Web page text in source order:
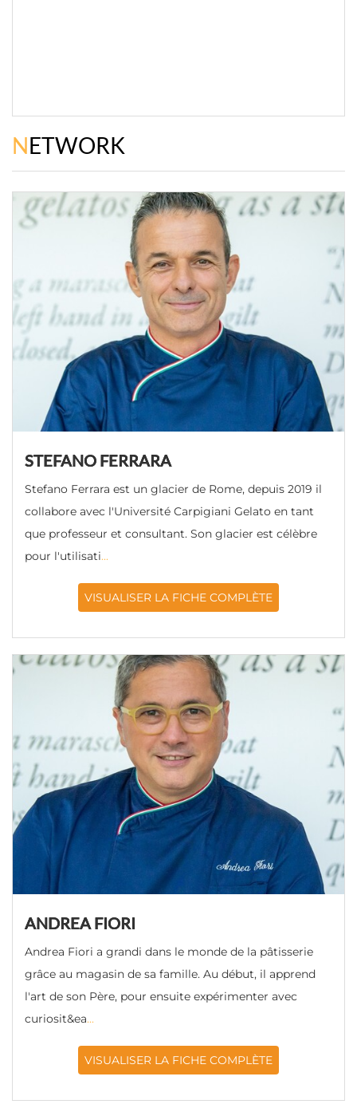
NETWORK
STEFANO FERRARA
Stefano Ferrara est un glacier de Rome, depuis 2019 il
collabore avec l'Université Carpigiani Gelato en tant
que professeur et consultant. Son glacier est célèbre
pour l'utilisati...
VISUALISER LA FICHE COMPLÈTE
ANDREA FIORI
Andrea Fiori a grandi dans le monde de la pâtisserie
grâce au magasin de sa famille. Au début, il apprend
l'art de son Père, pour ensuite expérimenter avec
curiosit&ea...
VISUALISER LA FICHE COMPLÈTE